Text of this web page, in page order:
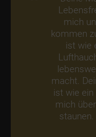
mich
kommen
ist wie
macht.
ist wie
mich